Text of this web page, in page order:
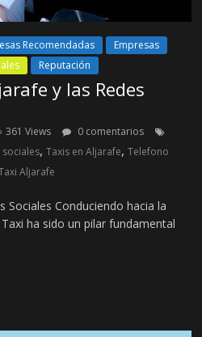
Recomendadas
Empresas
Reputación
y las Redes
361 Views
0 comentarios
,Taxis en Aljarafe,Telefono
Aljarafe
Sociales Conduciendo hacia la
ha sido un pilar fundamental